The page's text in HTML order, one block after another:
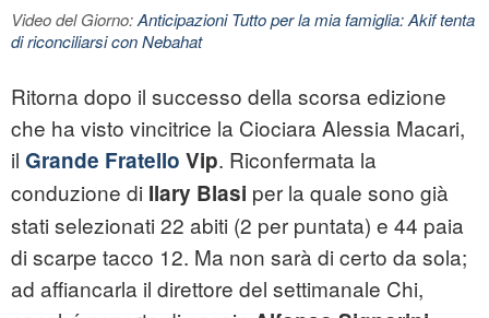
Video del Giorno:Anticipazioni Tutto per la mia famiglia: Akif tenta
di riconciliarsi con Nebahat
Ritorna dopo il successo della scorsa edizione
che ha visto vincitrice la Ciociara Alessia Macari,
il Grande Fratello Vip. Riconfermata la
conduzione di Ilary Blasi per la quale sono già
stati selezionati 22 abiti (2 per puntata) e 44 paia
di scarpe tacco 12. Ma non sarà di certo da sola;
ad affiancarla il direttore del settimanale Chi,